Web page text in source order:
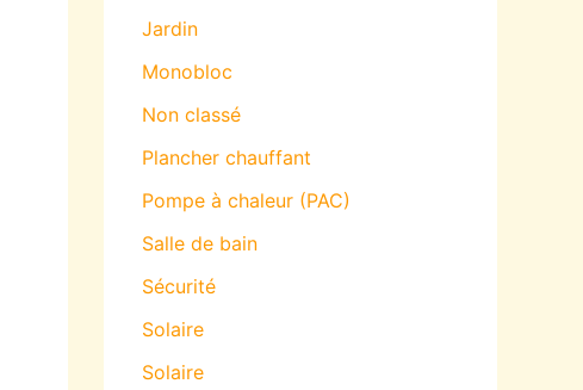
Jardin
Monobloc
Non classé
Plancher chauffant
Pompe à chaleur (PAC)
Salle de bain
Sécurité
Solaire
Solaire